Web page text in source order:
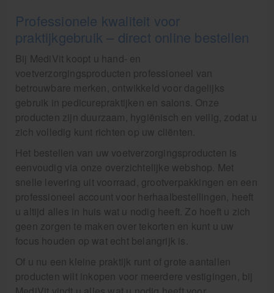
Professionele kwaliteit voor
praktijkgebruik – direct online bestellen
Bij MediVit koopt u hand- en
voetverzorgingsproducten professioneel van
betrouwbare merken, ontwikkeld voor dagelijks
gebruik in pedicurepraktijken en salons. Onze
producten zijn duurzaam, hygiënisch en veilig, zodat u
zich volledig kunt richten op uw cliënten.
Het bestellen van uw voetverzorgingsproducten is
eenvoudig via onze overzichtelijke webshop. Met
snelle levering uit voorraad, grootverpakkingen en een
professioneel account voor herhaalbestellingen, heeft
u altijd alles in huis wat u nodig heeft. Zo hoeft u zich
geen zorgen te maken over tekorten en kunt u uw
focus houden op wat echt belangrijk is.
Of u nu een kleine praktijk runt of grote aantallen
producten wilt inkopen voor meerdere vestigingen, bij